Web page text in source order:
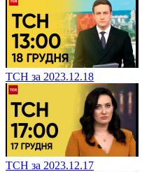
ТСН за 2023.12.18
ТСН за 2023.12.17